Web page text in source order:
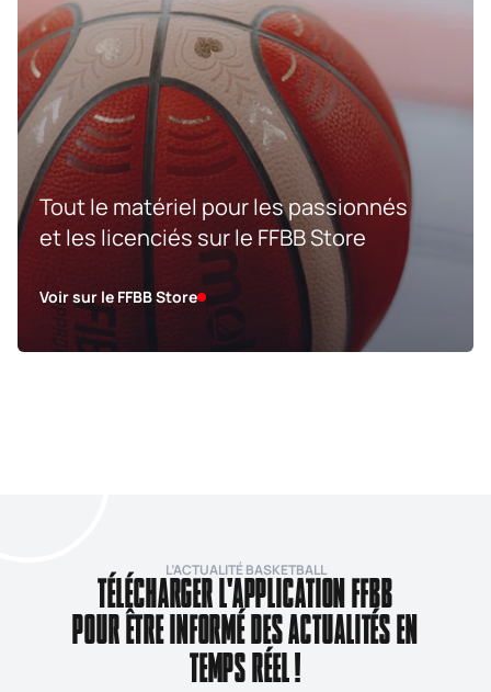
Tout le matériel pour les passionnés
et les licenciés sur le FFBB Store
Voir sur le FFBB Store
L’ACTUALITÉ BASKETBALL
TÉLÉCHARGER L'APPLICATION FFBB
POUR ÊTRE INFORMÉ DES ACTUALITÉS EN
TEMPS RÉEL !